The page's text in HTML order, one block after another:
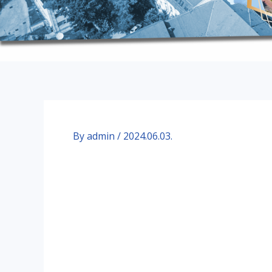
Byadmin / 2024.06.03.